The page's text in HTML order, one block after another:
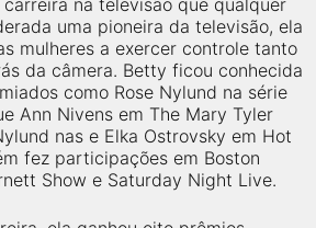
carreira na televisão que qualquer
uma pioneira da televisão, ela
mulheres a exercer controle tanto
da câmera. Betty ficou conhecida
como Rose Nylund na série
Ann Nivens em The Mary Tyler
nas e Elka Ostrovsky em Hot
fez participações em Boston
Show e Saturday Night Live.
o maior localizador de filmes e
Através dele, você pode
mais próximos a você ou a
horários, assistir aos